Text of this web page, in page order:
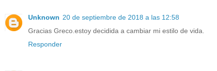
Unknown 20 de septiembre de 2018 a las 12:58
Gracias Greco.estoy decidida a cambiar mi estilo de vida.
Responder